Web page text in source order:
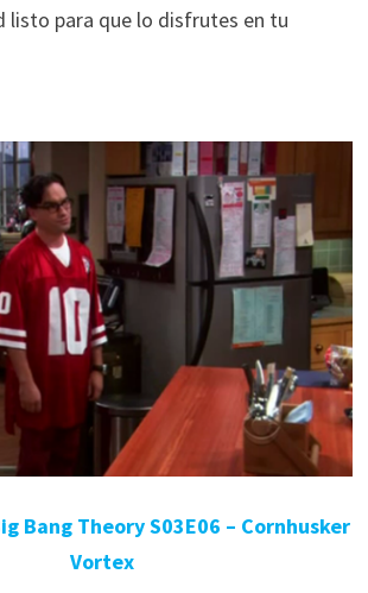
listo para que lo disfrutes en tu
Bang Theory S03E06 – Cornhusker
Vortex